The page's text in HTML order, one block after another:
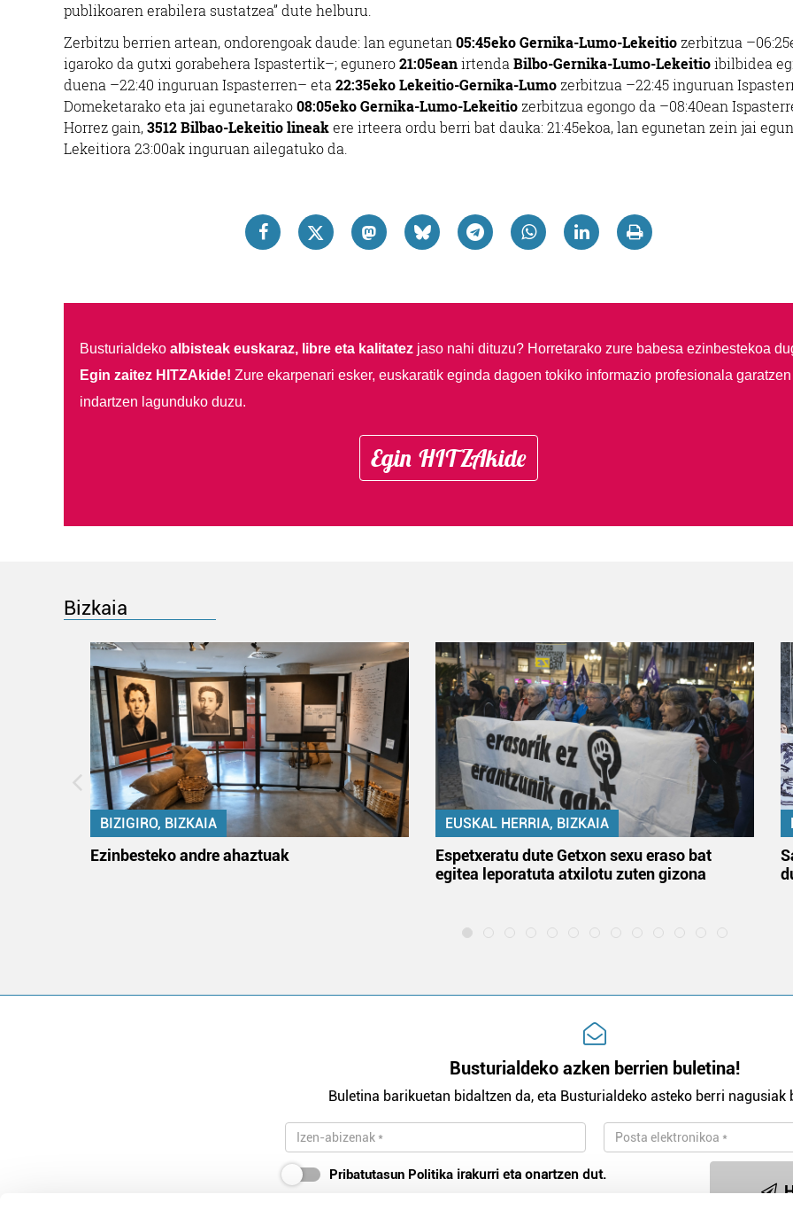
publikoaren erabilera sustatzea” dute helburu.
Zerbitzu berrien artean, ondorengoak daude: lan egunetan 05:45eko Gernika-Lumo-Lekeitio zerbitzua
igaroko da gutxi gorabehera Ispastertik–; egunero21:05eanirtenda Bilbo-Gernika-Lumo-Lekeitioibilbidea
duena –22:40 inguruan Ispasterren– eta 22:35eko Lekeitio-Gernika-Lumo zerbitzua –22:45 inguruan
Domeketarako eta jai egunetarako08:05eko Gernika-Lumo-Lekeitio zerbitzua egongo da –08:40ean
Horrez gain,3512 Bilbao-Lekeitio lineakere irteera ordu berri bat dauka: 21:45ekoa, lan egunetan zein jai
Lekeitiora 23:00ak inguruan ailegatuko da.
Busturialdeko albisteak euskaraz, libre eta kalitatezjaso nahi dituzu? Horretarako zure babesa ezinbestekoa
Egin zaitez HITZAkide! Zure ekarpenari esker, euskaratik eginda dagoen tokiko informazio profesionala garatzen
indartzen lagunduko duzu.
Egin HITZAkide
Bizkaia
BIZIGIRO, BIZKAIA
Ezinbesteko andre ahaztuak
EUSKAL HERRIA, BIZKAIA
Espetxeratu dute Getxon sexu eraso bat
egitea leporatuta atxilotu zuten gizona
Busturialdeko azken berrien buletina!
Buletina barikuetan bidaltzen da, eta Busturialdeko asteko berri nagusiak
Pribatutasun Politika irakurri eta onartzen dut.